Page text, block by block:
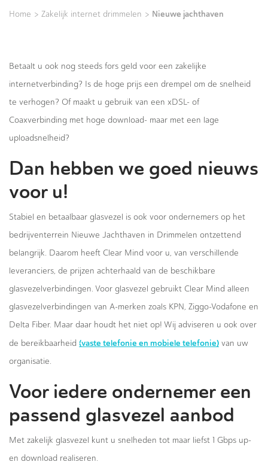
Home > Zakelijk internet drimmelen > Nieuwe jachthaven
Betaalt u ook nog steeds fors geld voor een zakelijke
internetverbinding? Is de hoge prijs een drempel om de snelheid
te verhogen? Of maakt u gebruik van een xDSL- of
Coaxverbinding met hoge download- maar met een lage
uploadsnelheid?
Dan hebben we goed nieuws
voor u!
Stabiel en betaalbaar glasvezel is ook voor ondernemers op het
bedrijventerrein Nieuwe Jachthaven in Drimmelen ontzettend
belangrijk. Daarom heeft Clear Mind voor u, van verschillende
leveranciers, de prijzen achterhaald van de beschikbare
glasvezelverbindingen. Voor glasvezel gebruikt Clear Mind alleen
glasvezelverbindingen van A-merken zoals KPN, Ziggo-Vodafone en
Delta Fiber. Maar daar houdt het niet op! Wij adviseren u ook over
de bereikbaarheid (vaste telefonie en mobiele telefonie) van uw
organisatie.
Voor iedere ondernemer een
passend glasvezel aanbod
Met zakelijk glasvezel kunt u snelheden tot maar liefst 1 Gbps up-
en download realiseren.